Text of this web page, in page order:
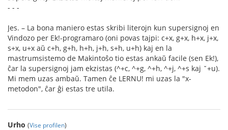
- - -
Jes. – La bona maniero estas skribi literojn kun supersignoj en
Vindozo per Ek!-programaro (oni povas tajpi: c+x, g+x, h+x, j+x,
s+x, u+x aŭ c+h, g+h, h+h, j+h, s+h, u+h) kaj en la
mastrumsistemo de Makintoŝo tio estas ankaŭ facile (sen Ek!),
ĉar la supersignoj jam ekzistas (^+c, ^+g, ^+h, ^+j, ^+s kaj ˇ+u).
Mi mem uzas ambaŭ. Tamen ĉe LERNU! mi uzas la "x-
metodon", ĉar ĝi estas tre utila.
Urho (Vise profilen)